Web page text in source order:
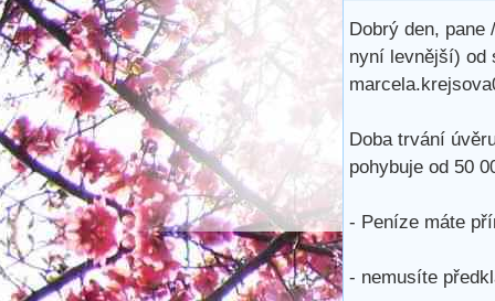
Dobrý den,
nyní levnější) od
Doba trvání
pohybuje od 50
- Peníze máte
- nemusíte